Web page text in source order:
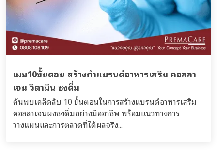
เผย10ขั้นตอน สร้างทำแบรนด์อาหารเสริม คอลลา
เจน วิตามิน ชงดื่ม
ค้นพบเคล็ดลับ 10 ขั้นตอนในการสร้างแบรนด์อาหารเสริม
คอลลาเจนผงชงดื่มอย่างมืออาชีพ พร้อมแนวทางการ
วางแผนและการตลาดที่ได้ผลจริง...